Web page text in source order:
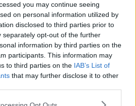
you may continue seeing
on personal information utilized by
disclosed to third parties prior to
separately opt-out of the further
information by third parties on the
participants. This information may
to third parties on the IAB’s List of
that may further disclose it to other
app uses one or more Google
att fordonen som berörs
2020 och maj 2022 vid den
Cuautitlan. Det är samma fabrik
E för Europa.
blivit instruerade att inte leverera
köparna innan problemet är